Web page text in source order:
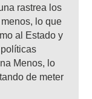
rastrea los
lo que
al Estado y
Menos, lo
de meter